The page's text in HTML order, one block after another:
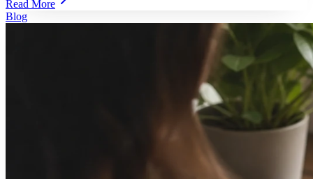
Read More
Blog